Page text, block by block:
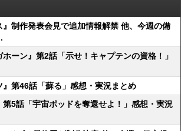
』制作発表会見で追加情報解禁 他、今週の備
ホーン』第2話「示せ！キャプテンの資格！」
』第46話「蘇る」感想・実況まとめ
第5話「宇宙ポッドを奪還せよ！」感想・実況